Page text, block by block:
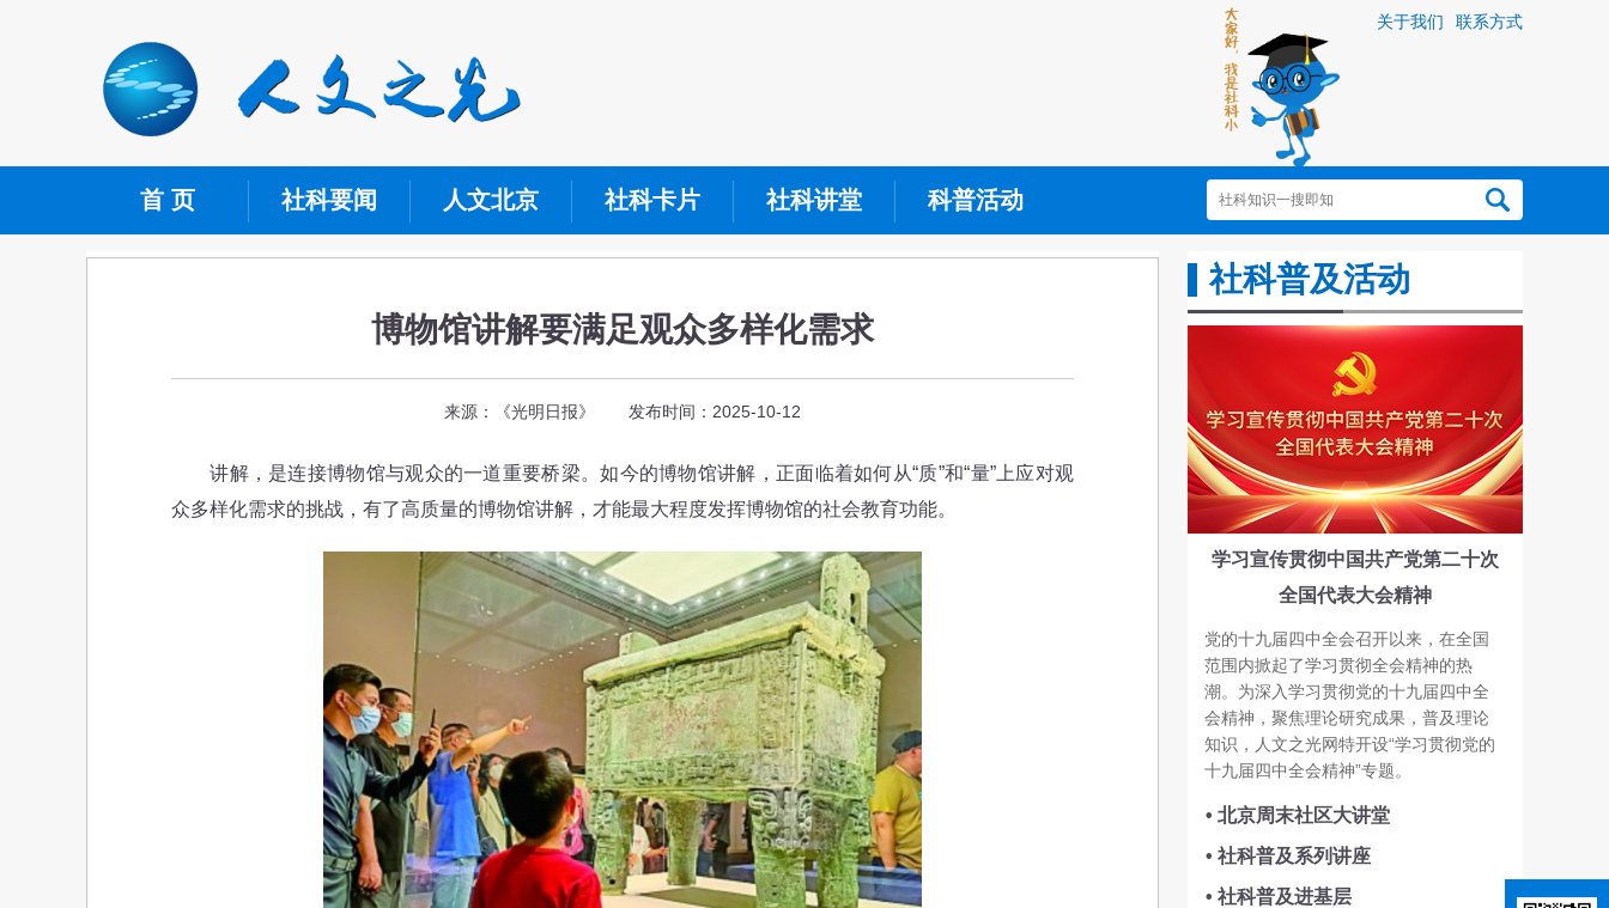
关于我们 联系方式
首 页 社科要闻 人文北京 社科卡片 社科讲堂 科普活动
博物馆讲解要满足观众多样化需求
来源：《光明日报》 发布时间：2025-10-12
讲解，是连接博物馆与观众的一道重要桥梁。如今的博物馆讲解，正面临着如何从“质”和“量”上应对观
众多样化需求的挑战，有了高质量的博物馆讲解，才能最大程度发挥博物馆的社会教育功能。
社科普及活动
学习宣传贯彻中国共产党第二十次
全国代表大会精神
党的十九届四中全会召开以来，在全国
范围内掀起了学习贯彻全会精神的热
潮。为深入学习贯彻党的十九届四中全
会精神，聚焦理论研究成果，普及理论
知识，人文之光网特开设“学习贯彻党的
十九届四中全会精神”专题。
• 北京周末社区大讲堂
• 社科普及系列讲座
• 社科普及进基层